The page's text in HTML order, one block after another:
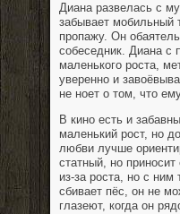
Диана развелась с
забывает мобильный
пропажу. Он
собеседник. Диана с
маленького роста,
уверенно и
не ноет о том, что
В кино есть и
маленький рост, но
любви лучше
статный, но
из-за роста, но с
сбивает пёс, он не
глазеют, когда он